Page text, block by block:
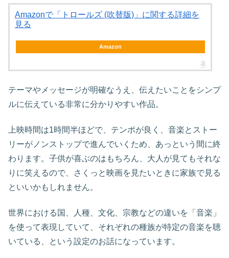
Amazonで「トロールズ (吹替版)」に関する詳細を
見る
Amazon
テーマやメッセージが明確なうえ、伝えたいことをシンプ
ルに伝えている非常に分かりやすい作品。
上映時間は1時間半ほどで、テンポが良く、音楽とストー
リーがノンストップで進んでいくため、あっという間に終
わります。子供が喜ぶのはもちろん、大人が見てもそれな
りに笑えるので、さくっと映画を見たいときに家族で見る
といいかもしれません。
世界における国、人種、文化、宗教などの違いを「音楽」
を使って表現していて、それぞれの種族が特定の音楽を聴
いている、という設定のお話になっています。